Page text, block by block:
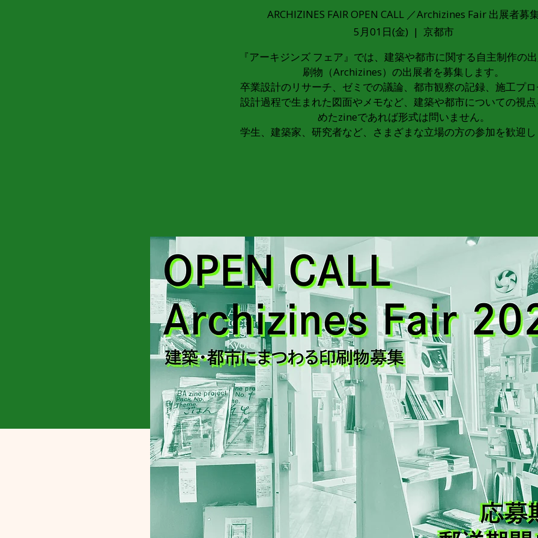
ARCHIZINES FAIR OPEN CALL ／Archizines Fair 出展者募
5月01日(金)
  |
京都市
『アーキジンズ フェア』では、建築や都市に関する自主制作の
刷物（Archizines）の出展者を募集します。
卒業設計のリサーチ、ゼミでの議論、都市観察の記録、施工プ
設計過程で生まれた図面やメモなど、建築や都市についての視
めたzineであれば形式は問いません。
学生、建築家、研究者など、さまざまな立場の方の参加を歓迎